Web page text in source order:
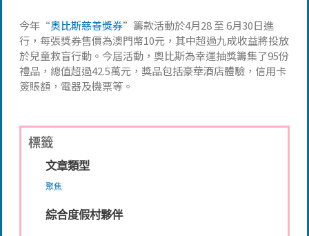
今年“奧比斯慈善獎券”籌款活動於4月28 至 6月30日進
行，每張獎券售價為澳門幣10元，其中超過九成收益將投放
於兒童救盲行動。今屆活動，奧比斯為幸運抽獎籌集了95份
禮品，總值超過42.5萬元，獎品包括豪華酒店體驗，信用卡
簽賬額，電器及機票等。
標籤
文章類型
聚焦
綜合度假村夥伴